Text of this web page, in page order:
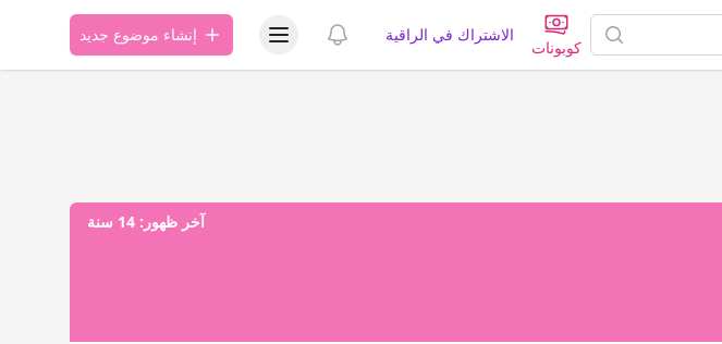
كوبونات
الاشتراك في الراقية عرض الإشعاراتعرض قائمة المستخدمإنشاء موضوع جديد
آخر ظهور: 14 سنة